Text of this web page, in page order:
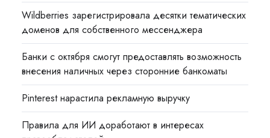
Wildberries зарегистрировала десятки тематических
доменов для собственного мессенджера
Банки с октября смогут предоставлять возможность
внесения наличных через сторонние банкоматы
Pinterest нарастила рекламную выручку
Правила для ИИ доработают в интересах